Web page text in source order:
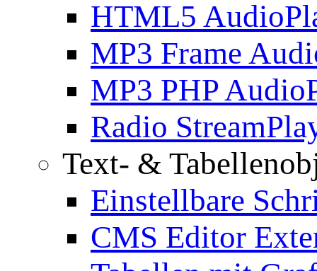
HTML5
MP3 Frame
MP3 PHP
Radio
Text- &
Einstellbare
CMS Editor